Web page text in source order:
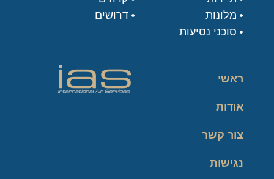
מלונות
סוכני נסיעות
דרושים
ראשי
אודות
צור קשר
נגישות